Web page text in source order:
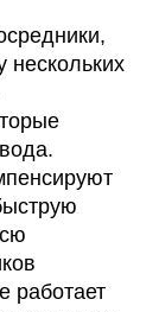
нескольких
работает